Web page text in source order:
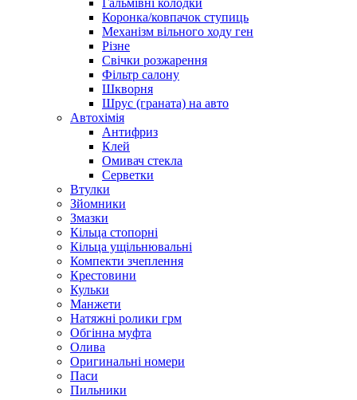
Гальмівні колодки
Коронка/ковпачок ступиць
Механізм вільного ходу ген
Різне
Свічки розжарення
Фільтр салону
Шкворня
Шрус (граната) на авто
Автохімія
Антифриз
Клей
Омивач стекла
Серветки
Втулки
Зйомники
Змазки
Кільца стопорні
Кільца ущільнювальні
Компекти зчеплення
Крестовини
Кульки
Манжети
Натяжні ролики грм
Обгінна муфта
Олива
Оригинальні номери
Паси
Пильники